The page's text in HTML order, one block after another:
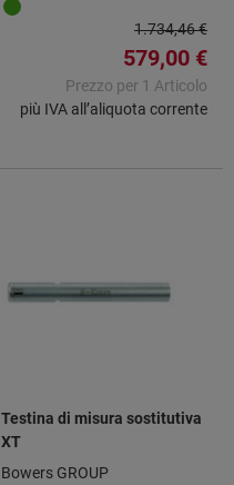
1.734,46 €
579,00 €
Prezzo per 1 Articolo
più IVA all’aliquota corrente
Testina di misura sostitutiva
XT
Bowers GROUP